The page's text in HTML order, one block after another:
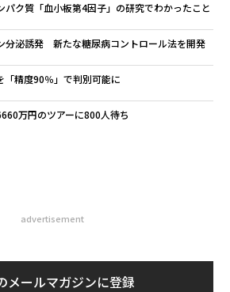
パク質「血小板第4因子」の研究でわかったこと
分泌誘発 新たな糖尿病コントロール法を開発
「精度90％」で判別可能に
万円のツアーに800人待ち
advertisement
メールマガジンに登録